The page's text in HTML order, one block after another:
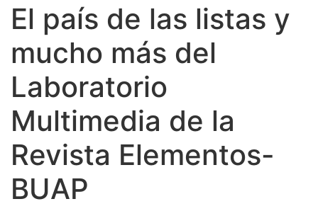
El país de las listas y
mucho más del
Laboratorio
Multimedia de la
Revista Elementos-
BUAP